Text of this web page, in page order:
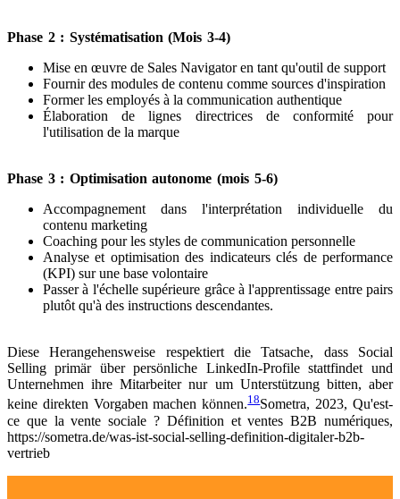
Phase 2 : Systématisation (Mois 3-4)
Mise en œuvre de Sales Navigator en tant qu'outil de support
Fournir des modules de contenu comme sources d'inspiration
Former les employés à la communication authentique
Élaboration de lignes directrices de conformité pour
l'utilisation de la marque
Phase 3 : Optimisation autonome (mois 5-6)
Accompagnement dans l'interprétation individuelle du
contenu marketing
Coaching pour les styles de communication personnelle
Analyse et optimisation des indicateurs clés de performance
(KPI) sur une base volontaire
Passer à l'échelle supérieure grâce à l'apprentissage entre pairs
plutôt qu'à des instructions descendantes.
Diese Herangehensweise respektiert die Tatsache, dass Social
Selling primär über persönliche LinkedIn-Profile stattfindet und
Unternehmen ihre Mitarbeiter nur um Unterstützung bitten, aber
keine direkten Vorgaben machen können.18Sometra, 2023, Qu'est-
ce que la vente sociale ? Définition et ventes B2B numériques,
https://sometra.de/was-ist-social-selling-definition-digitaler-b2b-
vertrieb